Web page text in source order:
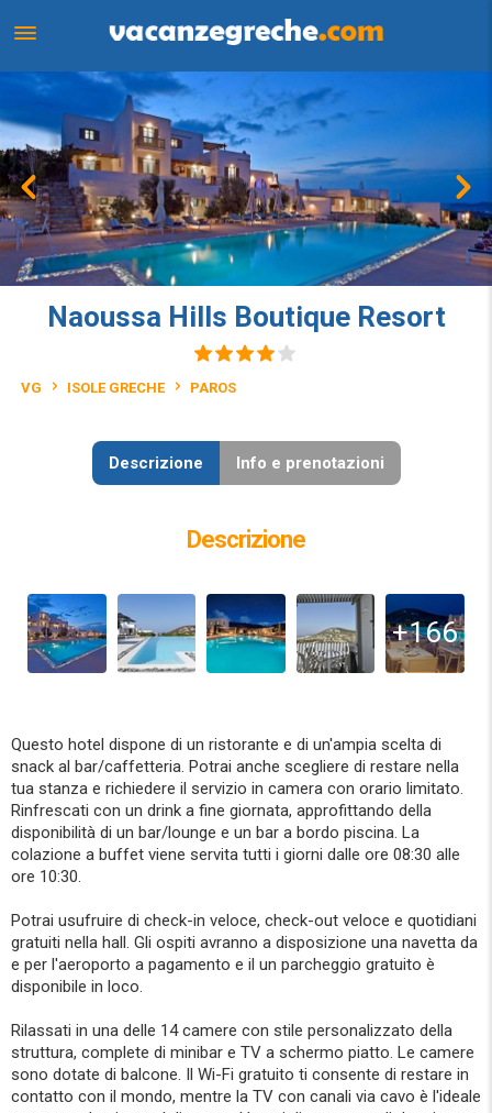
Naoussa Hills Boutique Resort
VG ISOLE GRECHE PAROS
Descrizione Info e prenotazioni
Descrizione
+166
Questo hotel dispone di un ristorante e di un'ampia scelta di
snack al bar/caffetteria. Potrai anche scegliere di restare nella
tua stanza e richiedere il servizio in camera con orario limitato.
Rinfrescati con un drink a fine giornata, approfittando della
disponibilità di un bar/lounge e un bar a bordo piscina. La
colazione a buffet viene servita tutti i giorni dalle ore 08:30 alle
ore 10:30.
Potrai usufruire di check-in veloce, check-out veloce e quotidiani
gratuiti nella hall. Gli ospiti avranno a disposizione una navetta da
e per l'aeroporto a pagamento e il un parcheggio gratuito è
disponibile in loco.
Rilassati in una delle 14 camere con stile personalizzato della
struttura, complete di minibar e TV a schermo piatto. Le camere
sono dotate di balcone. Il Wi-Fi gratuito ti consente di restare in
contatto con il mondo, mentre la TV con canali via cavo è l'ideale